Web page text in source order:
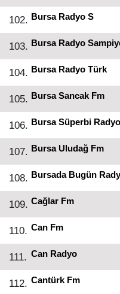
102. Bursa Radyo S
103. Bursa Radyo
104. Bursa Radyo Türk
105. Bursa Sancak Fm
106. Bursa Süperbi Radyo
107. Bursa Uludağ Fm
108. Bursada Bugün
109. Cağlar Fm
110. Can Fm
111. Can Radyo
112. Cantürk Fm